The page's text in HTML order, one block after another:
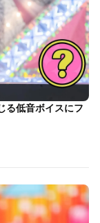
る低音ボイスにフ